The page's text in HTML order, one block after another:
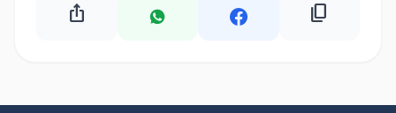
ios_share content_copy